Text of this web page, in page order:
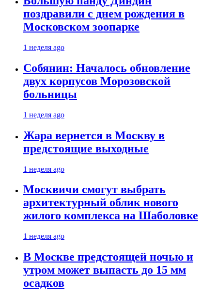
поздравили с днем рождения в
Московском зоопарке
1 неделя ago
Собянин: Началось обновление
двух корпусов Морозовской
больницы
1 неделя ago
Жара вернется в Москву в
предстоящие выходные
1 неделя ago
Москвичи смогут выбрать
архитектурный облик нового
жилого комплекса на Шаболовке
1 неделя ago
В Москве предстоящей ночью и
утром может выпасть до 15 мм
осадков